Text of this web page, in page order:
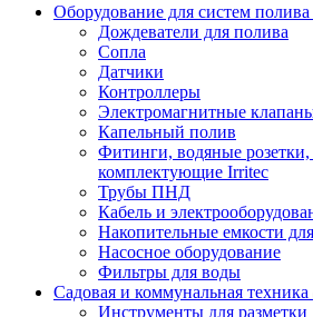
Оборудование для систем полива
Дождеватели для полива
Сопла
Датчики
Контроллеры
Электромагнитные
Капельный полив
Фитинги, водяные розетки,
комплектующие Irritec
Трубы ПНД
Кабель и
Накопительные емкости
Насосное оборудование
Фильтры для воды
Садовая и коммунальная техника
Инструменты для разметки